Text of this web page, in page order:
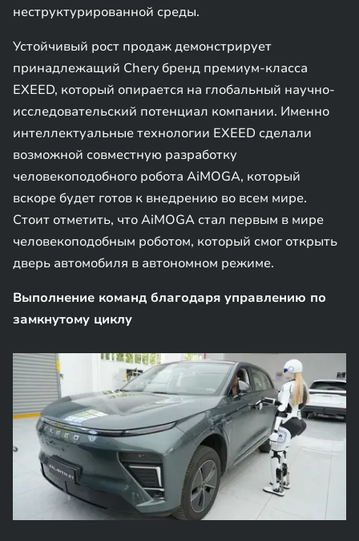
неструктурированной среды.
Устойчивый рост продаж демонстрирует
принадлежащий Chery бренд премиум-класса
EXEED, который опирается на глобальный научно-
исследовательский потенциал компании. Именно
интеллектуальные технологии EXEED сделали
возможной совместную разработку
человекоподобного робота AiMOGA, который
вскоре будет готов к внедрению во всем мире.
Стоит отметить, что AiMOGA стал первым в мире
человекоподобным роботом, который смог открыть
дверь автомобиля в автономном режиме.
Выполнение команд благодаря управлению по
замкнутому циклу